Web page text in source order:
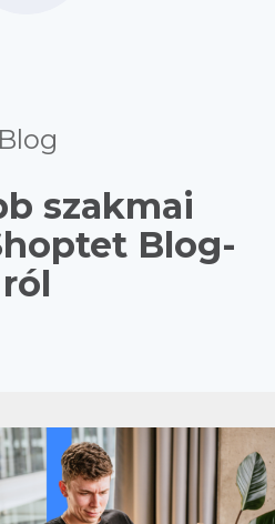
Blog
szakmai
Blog-
ról